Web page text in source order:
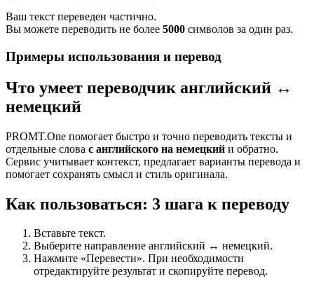
Ваш текст переведен частично.
Вы можете переводить не более 5000 символов за один раз.
Примеры использования и перевод
Что умеет переводчик английский ↔
немецкий
PROMT.One помогает быстро и точно переводить тексты и
отдельные слова с английского на немецкий и обратно.
Сервис учитывает контекст, предлагает варианты перевода и
помогает сохранять смысл и стиль оригинала.
Как пользоваться: 3 шага к переводу
Вставьте текст.
Выберите направление английский ↔ немецкий.
Нажмите «Перевести». При необходимости
отредактируйте результат и скопируйте перевод.